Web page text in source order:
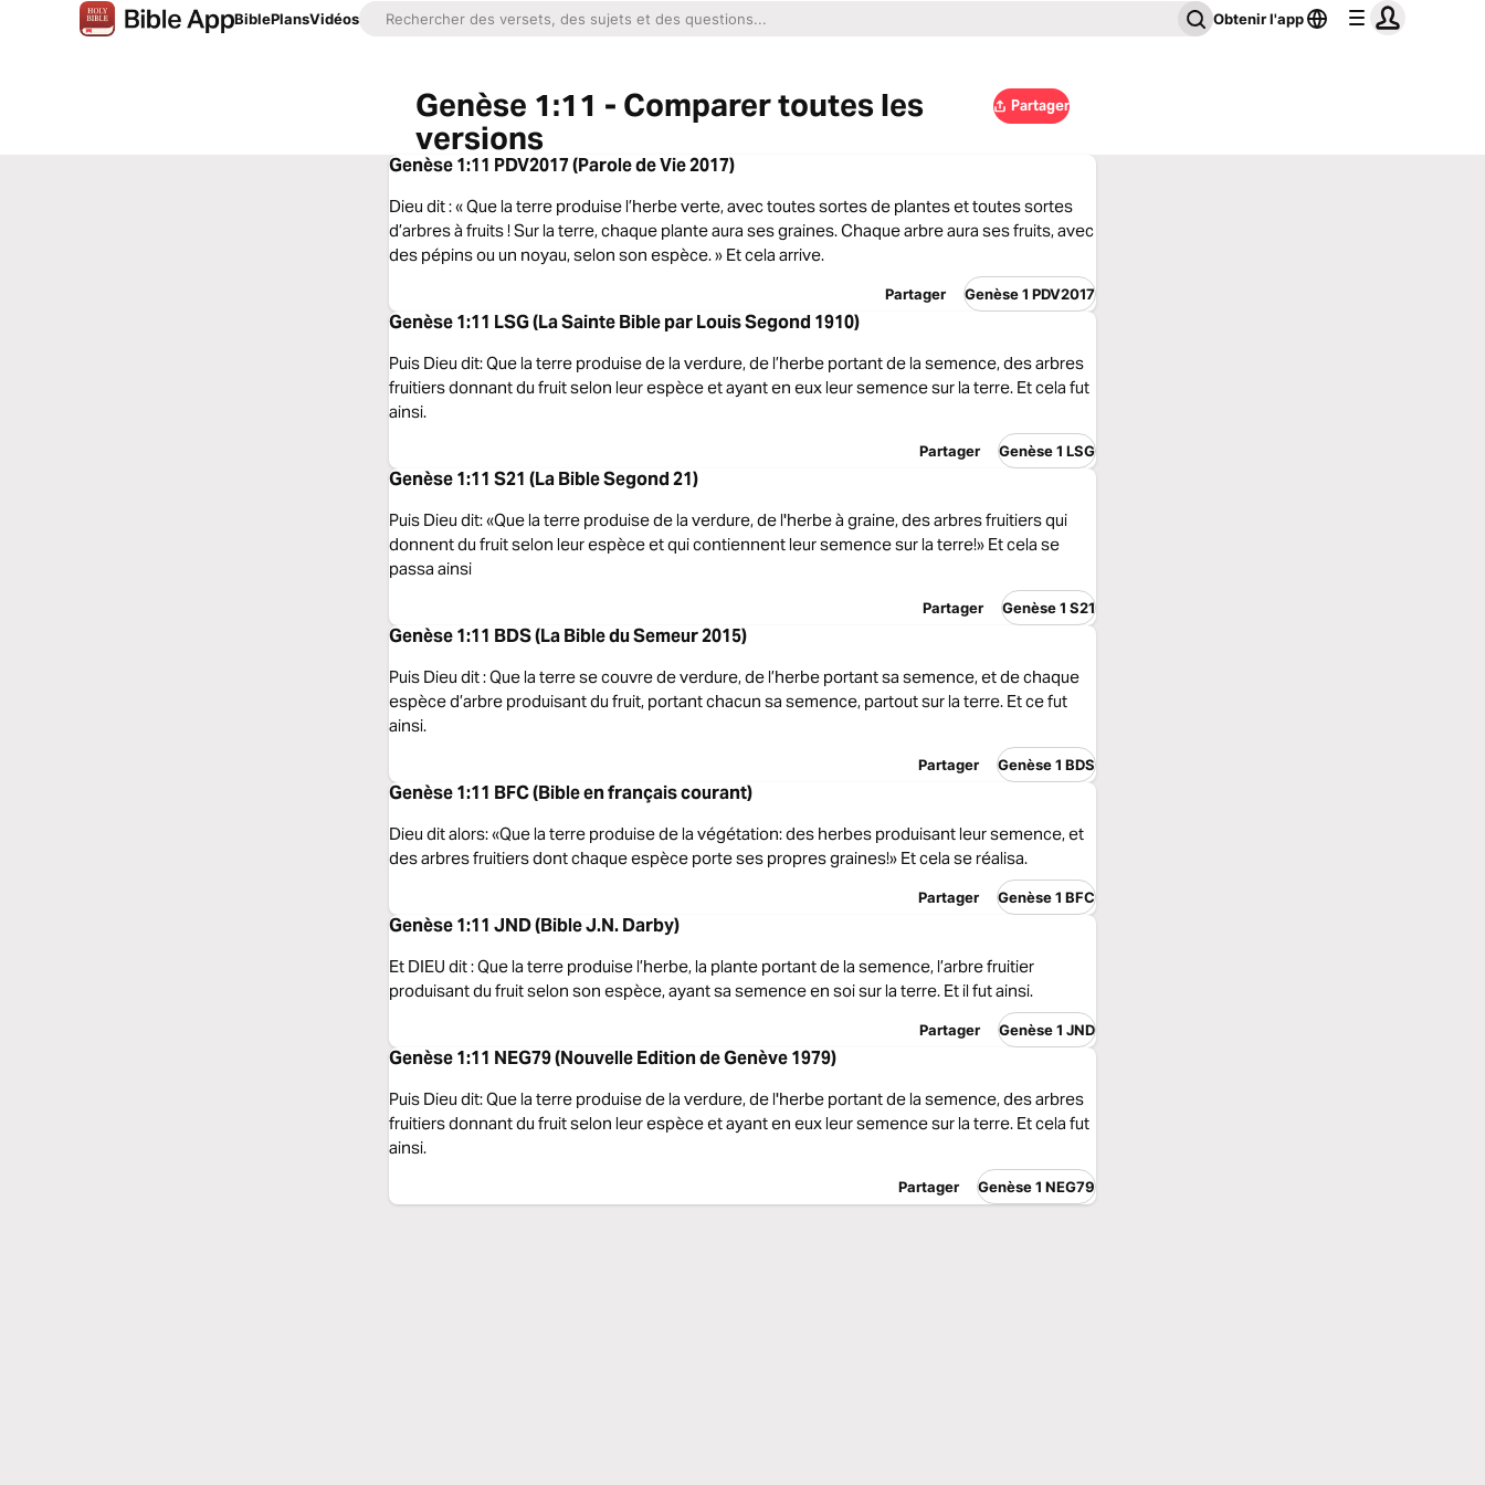
BiblePlansVidéos Obtenir l'app
Genèse 1:11 - Comparer toutes les
versions
Partager
Genèse 1:11 PDV2017 (Parole de Vie 2017)
Dieu dit : « Que la terre produise l’herbe verte, avec toutes sortes de plantes et toutes sortes
d’arbres à fruits ! Sur la terre, chaque plante aura ses graines. Chaque arbre aura ses fruits, avec
des pépins ou un noyau, selon son espèce. » Et cela arrive.
Partager Genèse 1 PDV2017
Genèse 1:11 LSG (La Sainte Bible par Louis Segond 1910)
Puis Dieu dit: Que la terre produise de la verdure, de l’herbe portant de la semence, des arbres
fruitiers donnant du fruit selon leur espèce et ayant en eux leur semence sur la terre. Et cela fut
ainsi.
Partager Genèse 1 LSG
Genèse 1:11 S21 (La Bible Segond 21)
Puis Dieu dit: «Que la terre produise de la verdure, de l'herbe à graine, des arbres fruitiers qui
donnent du fruit selon leur espèce et qui contiennent leur semence sur la terre!» Et cela se
passa ainsi
Partager Genèse 1 S21
Genèse 1:11 BDS (La Bible du Semeur 2015)
Puis Dieu dit : Que la terre se couvre de verdure, de l’herbe portant sa semence, et de chaque
espèce d’arbre produisant du fruit, portant chacun sa semence, partout sur la terre. Et ce fut
ainsi.
Partager Genèse 1 BDS
Genèse 1:11 BFC (Bible en français courant)
Dieu dit alors: «Que la terre produise de la végétation: des herbes produisant leur semence, et
des arbres fruitiers dont chaque espèce porte ses propres graines!» Et cela se réalisa.
Partager Genèse 1 BFC
Genèse 1:11 JND (Bible J.N. Darby)
Et DIEU dit : Que la terre produise l’herbe, la plante portant de la semence, l’arbre fruitier
produisant du fruit selon son espèce, ayant sa semence en soi sur la terre. Et il fut ainsi.
Partager Genèse 1 JND
Genèse 1:11 NEG79 (Nouvelle Edition de Genève 1979)
Puis Dieu dit: Que la terre produise de la verdure, de l'herbe portant de la semence, des arbres
fruitiers donnant du fruit selon leur espèce et ayant en eux leur semence sur la terre. Et cela fut
ainsi.
Partager Genèse 1 NEG79